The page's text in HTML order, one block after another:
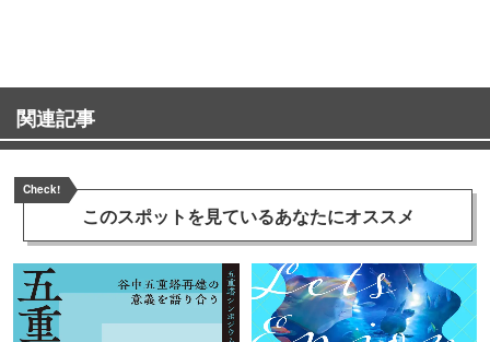
関連記事
Check!
このスポットを見ているあなたにオススメ